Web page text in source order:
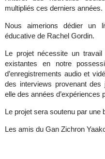
multipliés ces derniers années.
Nous aimerions dédier un
éducative de Rachel Gordin.
Le projet nécessite un
existantes en notre
d’enregistrements audio et
des interviews provenant
elle des années d’expériences
Le projet sera soutenu par une
Les amis du Gan Zichron